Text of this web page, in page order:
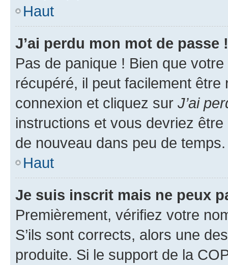
Haut
J’ai perdu mon mot de passe !
Pas de panique ! Bien que
récupéré, il peut facilement
connexion et cliquez sur J’ai
instructions et vous devriez
de nouveau dans peu de temps.
Haut
Je suis inscrit mais ne peux
Premièrement, vérifiez votre
S’ils sont corrects, alors une
produite. Si le support de la